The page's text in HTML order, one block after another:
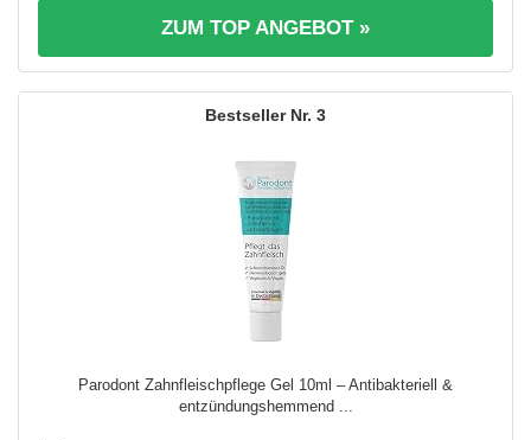
ZUM TOP ANGEBOT »
3
Parodont Zahnfleischpflege Gel 10ml – Antibakteriell &
entzündungshemmend ...